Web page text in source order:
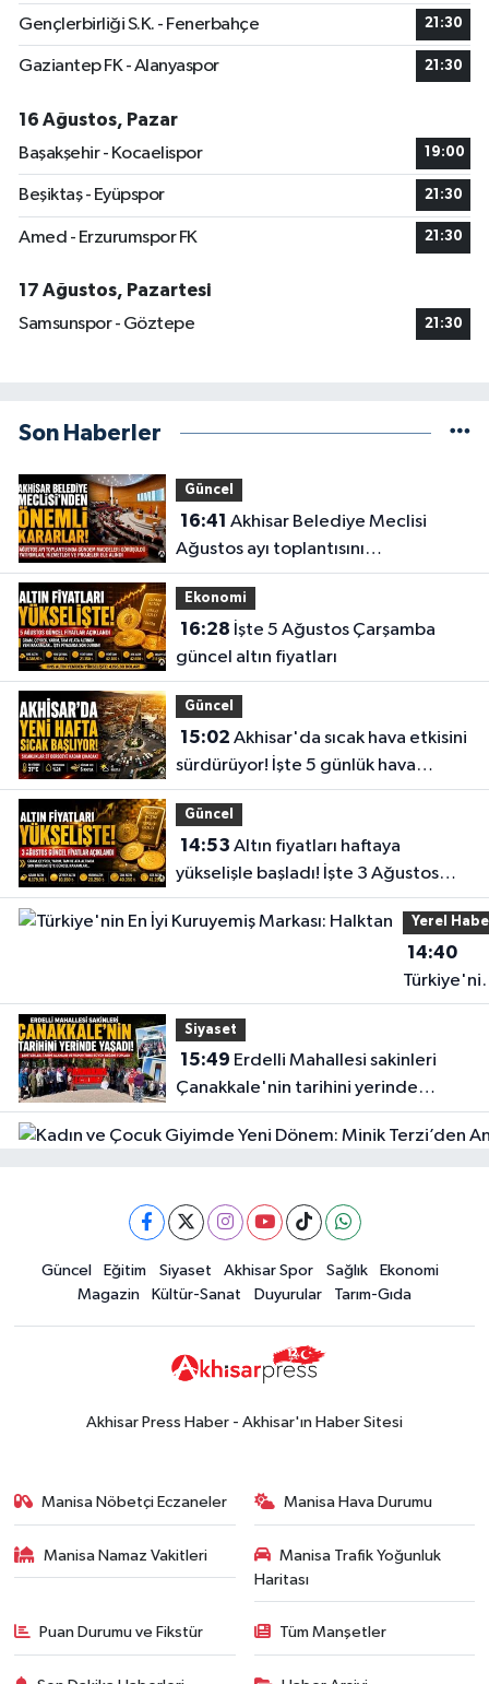
Gençlerbirliği S.K. - Fenerbahçe 21:30
Gaziantep FK - Alanyaspor 21:30
16 Ağustos, Pazar
Başakşehir - Kocaelispor
19:00
Beşiktaş - Eyüpspor 21:30
Amed - Erzurumspor FK 21:30
17 Ağustos, Pazartesi
Samsunspor - Göztepe
21:30
Son Haberler
Güncel
16:41
Ağustos ayı toplantısını
gerçekleştirdi
Ekonomi
16:28
güncel altın fiyatları
Güncel
15:02
sürdürüyor! İşte 5 günlük hava
durumu
Güncel
14:53
yükselişle başladı! İşte 3 Ağustos
güncel fiyatlar
Yerel
14:40
En İyi
Markası:
Halktan
Siyaset
15:49
Çanakkale'nin tarihini yerinde
yaşadı
Güncel
18:57Akhisar'da Atatürk
Mahallesi'nde yine 6 saatlik elektrik
kesintisi
18:50Akhisar'da Cumhuriyet
kesintisi uygulanacak
Akhisar Spor
Akhisargücü'ne sponsorluk desteği
devam ediyor
Güncel Eğitim Siyaset Akhisar Spor Sağlık
Ekonomi
Magazin
Kültür-Sanat Duyurular Tarım-Gıda
Akhisar Press Haber - Akhisar'ın Haber Sitesi
Manisa Nöbetçi Eczaneler Manisa Hava Durumu
Manisa Namaz Vakitleri
Manisa Trafik Yoğunluk
Haritası
Puan Durumu ve Fikstür Tüm Manşetler